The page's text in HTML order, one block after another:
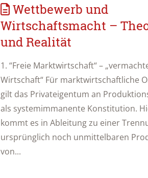
Wettbewerb und
Wirtschaftsmacht –
und Realität
1. “Freie Marktwirtschaft“ –
Wirtschaft“ Für marktwirtschaftliche
gilt das Privateigentum an
als systemimmanente Konstitution.
kommt es in Ableitung zu einer
ursprünglich noch unmittelbaren
von...